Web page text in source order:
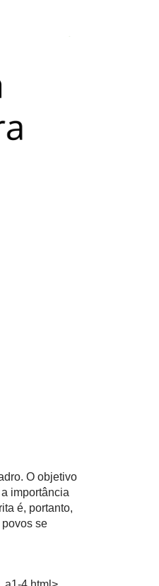
O objetivo
importância
é, portanto,
se